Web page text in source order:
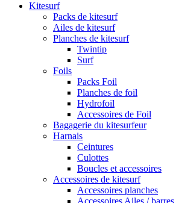
Kitesurf
Packs de kitesurf
Ailes de kitesurf
Planches de kitesurf
Twintip
Surf
Foils
Packs Foil
Planches de foil
Hydrofoil
Accessoires de Foil
Bagagerie du kitesurfeur
Harnais
Ceintures
Culottes
Boucles et accessoires
Accessoires de kitesurf
Accessoires planches
Accessoires Ailes / barres